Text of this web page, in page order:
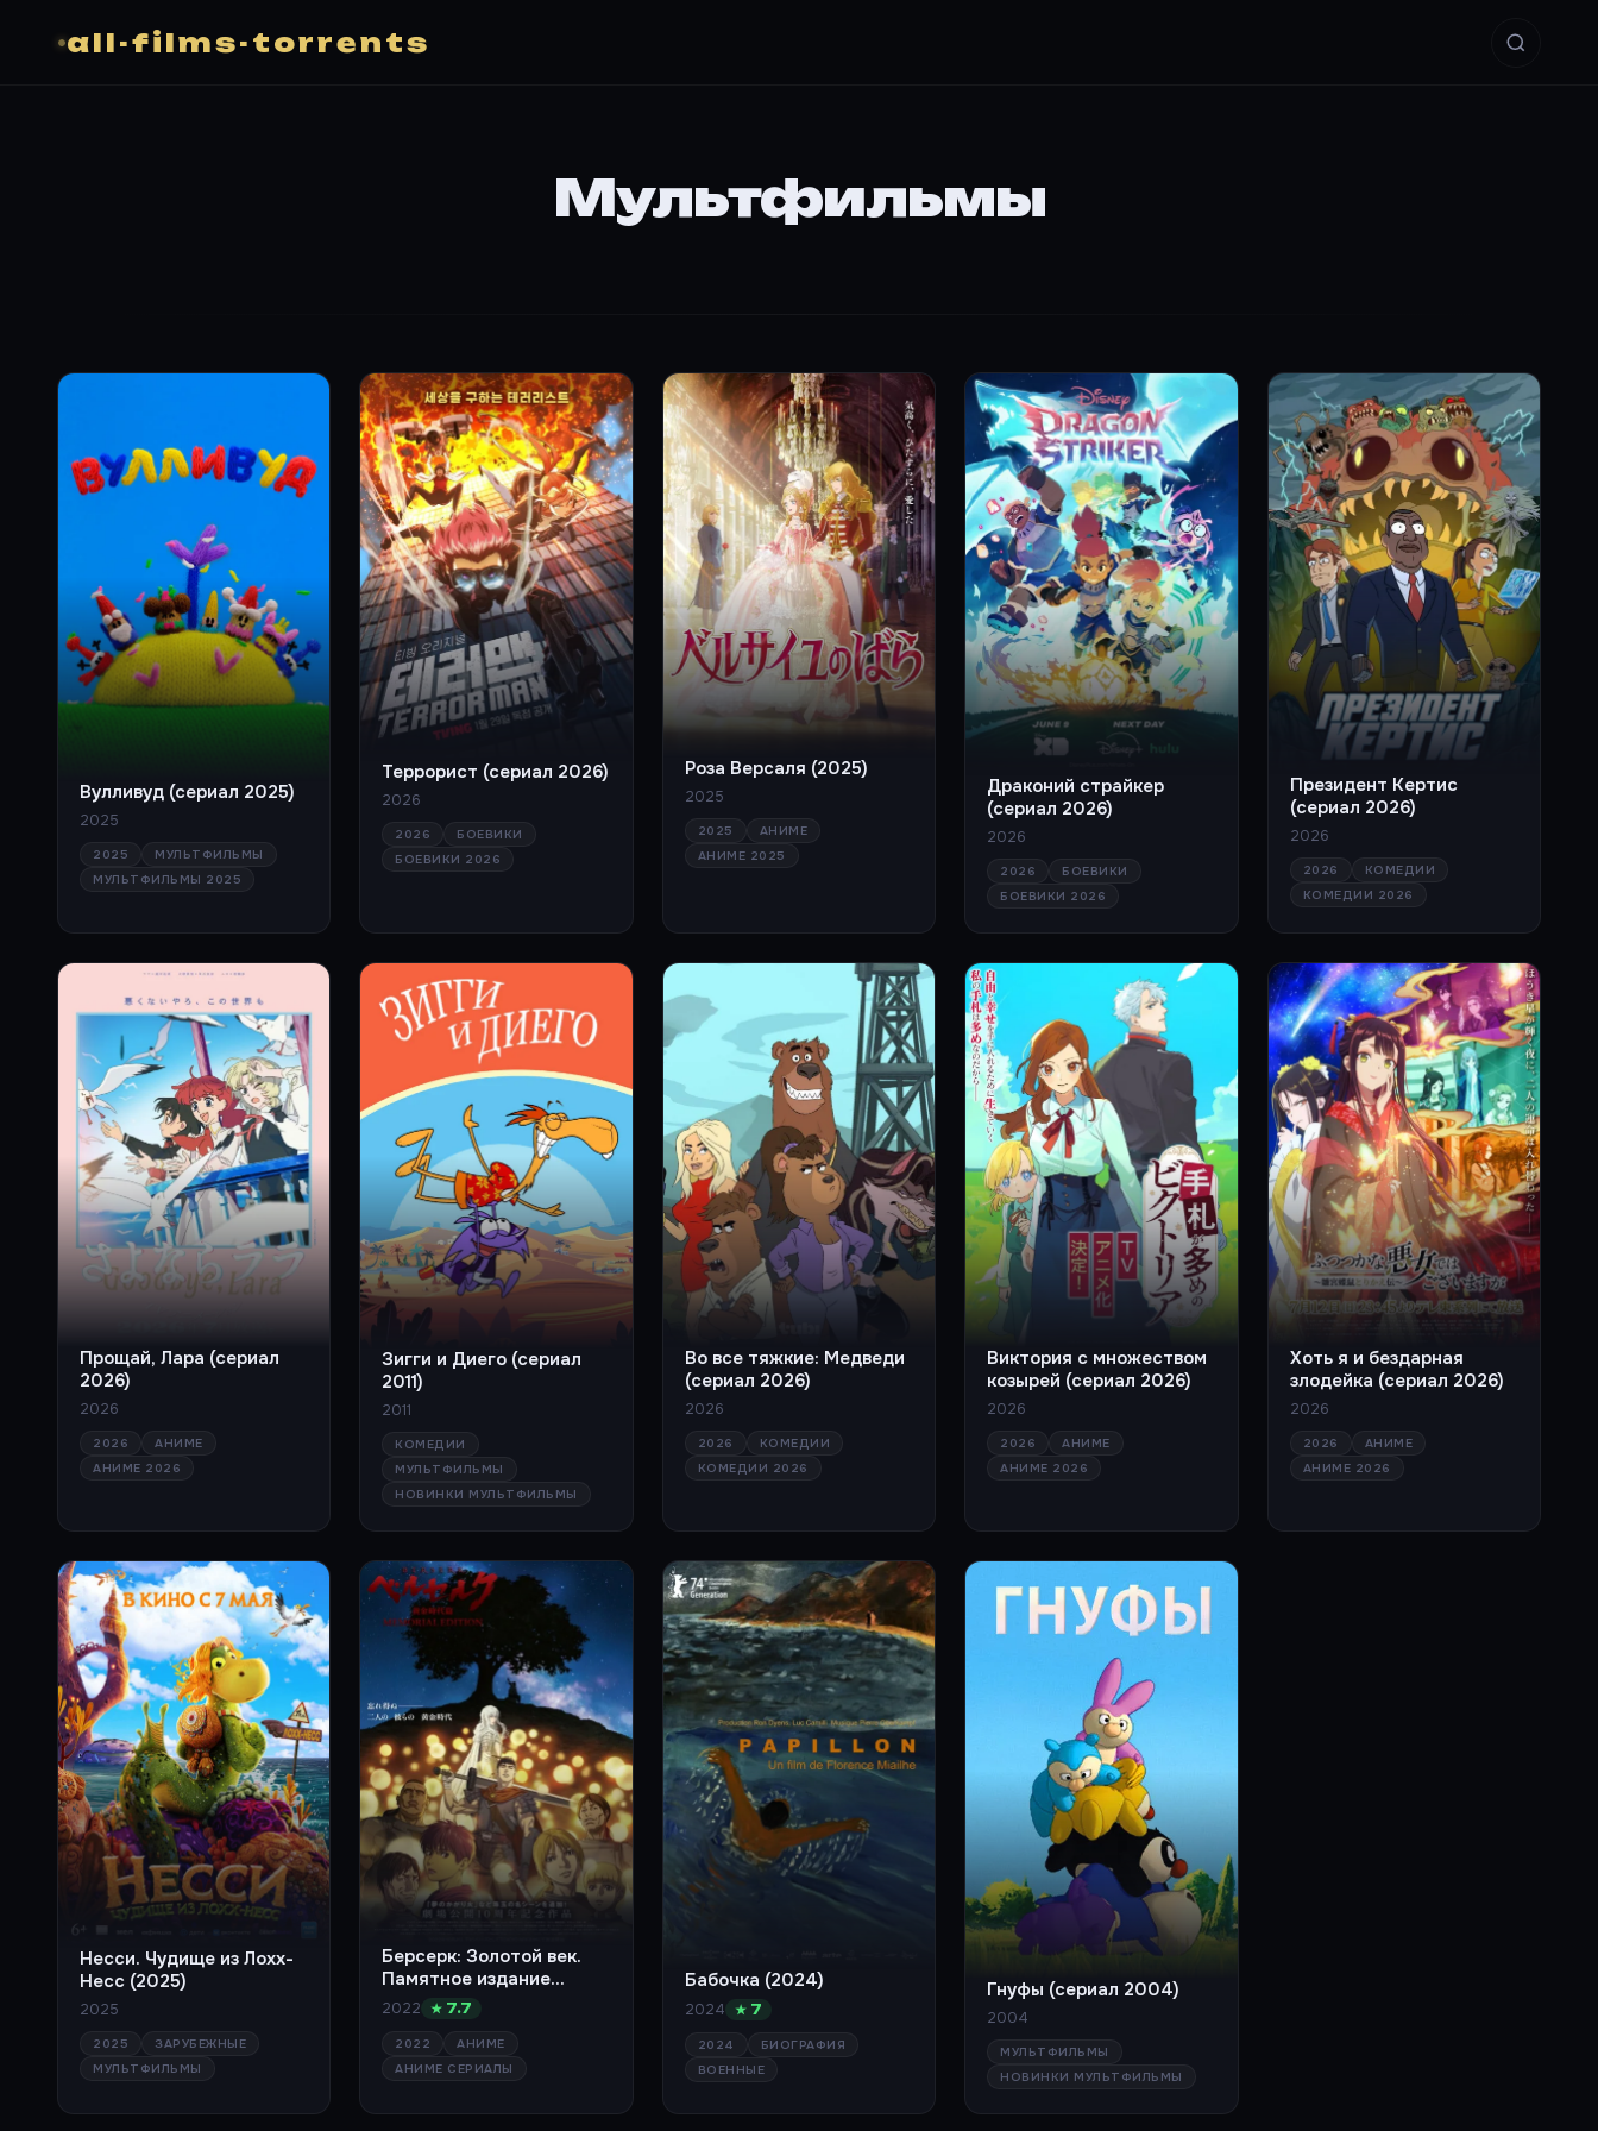
all-films-torrents
Мультфильмы
Вулливуд (сериал 2025)
2025
2025
МУЛЬТФИЛЬМЫ
МУЛЬТФИЛЬМЫ 2025
Террорист (сериал 2026)
2026
2026
БОЕВИКИ
БОЕВИКИ 2026
Роза Версаля (2025)
2025
2025
АНИМЕ
АНИМЕ 2025
Драконий страйкер
(сериал 2026)
2026
2026
БОЕВИКИ
БОЕВИКИ 2026
Президент Кертис
(сериал 2026)
2026
2026
КОМЕДИИ
КОМЕДИИ 2026
Прощай, Лара (сериал
2026)
2026
2026
АНИМЕ
АНИМЕ 2026
Зигги и Диего (сериал
2011)
2011
КОМЕДИИ
МУЛЬТФИЛЬМЫ
НОВИНКИ МУЛЬТФИЛЬМЫ
Во все тяжкие: Медведи
(сериал 2026)
2026
2026
КОМЕДИИ
КОМЕДИИ 2026
Виктория с множеством
козырей (сериал 2026)
2026
2026
АНИМЕ
АНИМЕ 2026
Хоть я и бездарная
злодейка (сериал 2026)
2026
2026
АНИМЕ
АНИМЕ 2026
Несси. Чудище из Лохх-
Несс (2025)
2025
2025
ЗАРУБЕЖНЫЕ
МУЛЬТФИЛЬМЫ
Берсерк: Золотой век.
Памятное издание
(сериал 2022)
2022 ★ 7.7
2022
АНИМЕ
АНИМЕ СЕРИАЛЫ
Бабочка (2024)
2024 ★ 7
2024
БИОГРАФИЯ
ВОЕННЫЕ
Гнуфы (сериал 2004)
2004
МУЛЬТФИЛЬМЫ
НОВИНКИ МУЛЬТФИЛЬМЫ